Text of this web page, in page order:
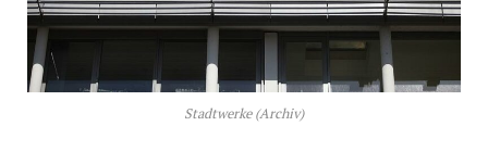
Stadtwerke (Archiv)